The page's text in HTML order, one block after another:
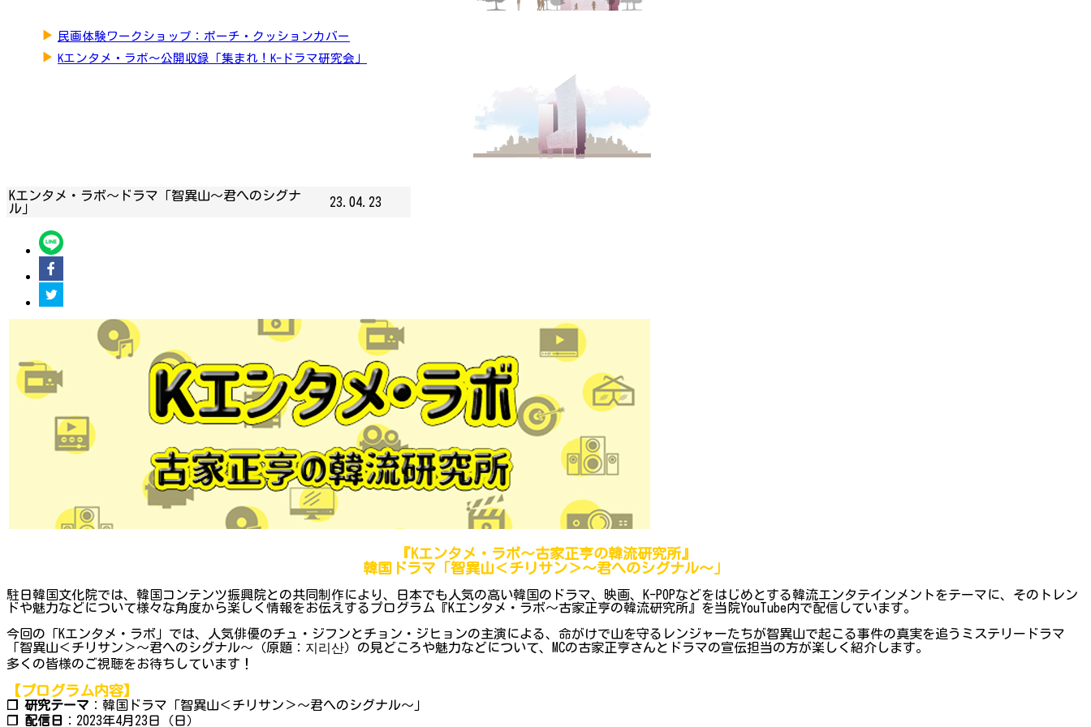
▶ 民画体験ワークショップ：ポーチ・クッションカバー
▶ Kエンタメ・ラボ～公開収録「集まれ！K-ドラマ研究会」
Kエンタメ・ラボ～ドラマ「智異山～君へのシグナ
ル」
23.04.23
『Kエンタメ・ラボ～古家正亨の韓流研究所』
韓国ドラマ「智異山＜チリサン＞～君へのシグナル～」
駐日韓国文化院では、韓国コンテンツ振興院との共同制作により、日本でも人気の高い韓国のドラマ、映画、K-POPなどをはじめとする韓流エンタテインメントをテーマに、そのトレン
ドや魅力などについて様々な角度から楽しく情報をお伝えするプログラム『Kエンタメ・ラボ～古家正亨の韓流研究所』を当院YouTube内で配信しています。
今回の「Kエンタメ・ラボ」では、人気俳優のチュ・ジフンとチョン・ジヒョンの主演による、命がけで山を守るレンジャーたちが智異山で起こる事件の真実を追うミステリードラマ
「智異山＜チリサン＞～君へのシグナル～（原題：지리산）の見どころや魅力などについて、MCの古家正亨さんとドラマの宣伝担当の方が楽しく紹介します。
多くの皆様のご視聴をお待ちしています！
【プログラム内容】
❐ 研究テーマ ：韓国ドラマ「智異山＜チリサン＞～君へのシグナル～」
❐ 配信日
：2023年4月23日（日）